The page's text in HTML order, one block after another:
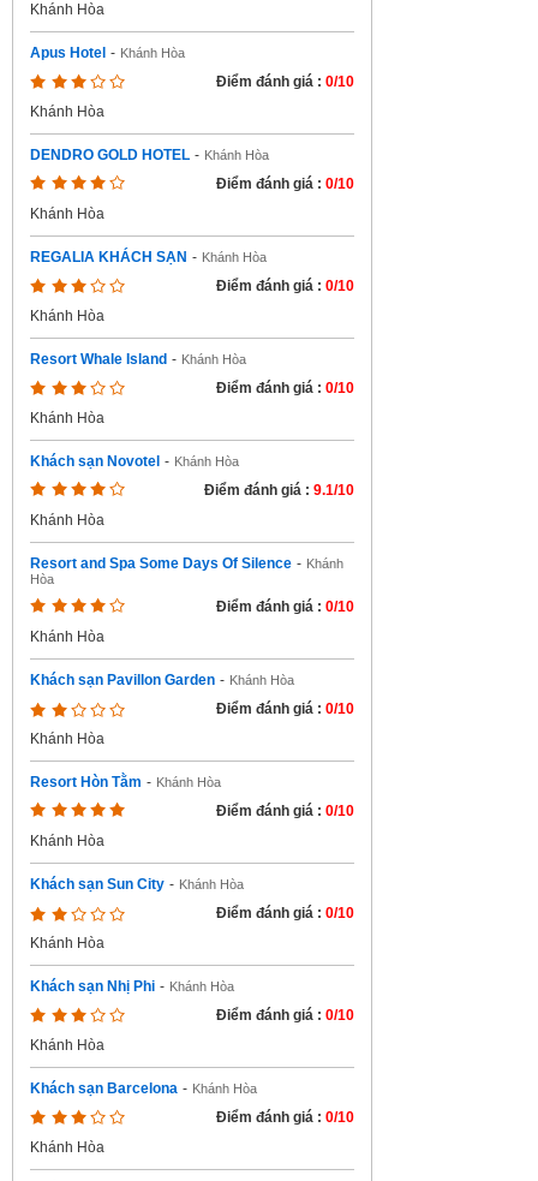
Khánh Hòa
Apus Hotel - Khánh Hòa
Điểm đánh giá : 0/10
Khánh Hòa
DENDRO GOLD HOTEL - Khánh Hòa
Điểm đánh giá : 0/10
Khánh Hòa
REGALIA KHÁCH SẠN - Khánh Hòa
Điểm đánh giá : 0/10
Khánh Hòa
Resort Whale Island - Khánh Hòa
Điểm đánh giá : 0/10
Khánh Hòa
Khách sạn Novotel - Khánh Hòa
Điểm đánh giá : 9.1/10
Khánh Hòa
Resort and Spa Some Days Of Silence - Khánh
Hòa
Điểm đánh giá : 0/10
Khánh Hòa
Khách sạn Pavillon Garden - Khánh Hòa
Điểm đánh giá : 0/10
Khánh Hòa
Resort Hòn Tằm - Khánh Hòa
Điểm đánh giá : 0/10
Khánh Hòa
Khách sạn Sun City - Khánh Hòa
Điểm đánh giá : 0/10
Khánh Hòa
Khách sạn Nhị Phi - Khánh Hòa
Điểm đánh giá : 0/10
Khánh Hòa
Khách sạn Barcelona - Khánh Hòa
Điểm đánh giá : 0/10
Khánh Hòa